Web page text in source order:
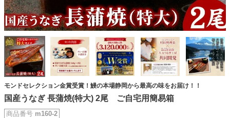
モンドセレクション金賞受賞！鰻の本場静岡から最高の味をお届け！！
国産うなぎ 長蒲焼(特大) 2尾 ご自宅用簡易箱
商品番号 m160-2